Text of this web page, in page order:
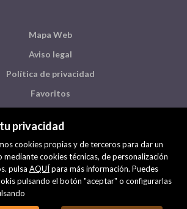
privacidad
cookies propias y de terceros para dar un
cookies técnicas, de personalización
pulsa AQUÍ para más información. Puedes
pulsando el botón "aceptar" o configurarlas
Mapa Web
Aviso legal
Política de privacidad
Favoritos
Noticias
Política de cookies